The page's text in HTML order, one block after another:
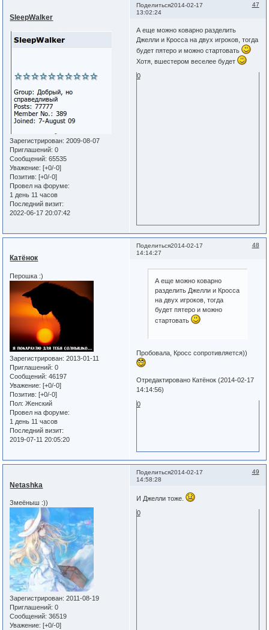
Поделиться 47
2014-02-17
13:02:24
SleepWalker
Зарегистрирован: 2009-08-07
Приглашений: 0
Сообщений: 65535
Уважение: [+0/-0]
Позитив: [+0/-0]
Провел на форуме:
1 день 11 часов
Последний визит:
2022-06-17 20:07:42
А еще можно коварно разделить
Джелли и Кросса на двух игроков, тогда
будет пятеро и можно стартовать
Хотя, вшестером веселее будет
0
Поделиться 48
2014-02-17
14:14:27
Катёнок
Перошка :)
Зарегистрирован: 2013-01-11
Приглашений: 0
Сообщений: 46197
Уважение: [+0/-0]
Позитив: [+0/-0]
Пол: Женский
Провел на форуме:
1 день 11 часов
Последний визит:
2019-07-11 20:05:20
А еще можно коварно
разделить Джелли и Кросса
на двух игроков, тогда
будет пятеро и можно
стартовать
Пробовала, Кросс сопротивляется))
Отредактировано Катёнок (2014-02-17
14:14:56)
0
Поделиться 49
2014-02-17
14:58:28
Netashka
Змеёныш :))
Зарегистрирован: 2011-08-19
Приглашений: 0
Сообщений: 36519
Уважение: [+0/-0]
И Джелли тоже.
0